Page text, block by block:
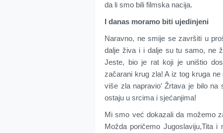
da li smo bili filmska nacija.
I danas moramo biti ujedinjeni
Naravno, ne smije se završiti u
dalje živa i i dalje su tu samo, ne
Jeste, bio je rat koji je uništio
začarani krug zla! A iz tog kruga
više zla napravio’ Žrtava je bilo
ostaju u srcima i sjećanjima!
Mi smo već dokazali da možemo
Možda poričemo Jugoslaviju,Tita